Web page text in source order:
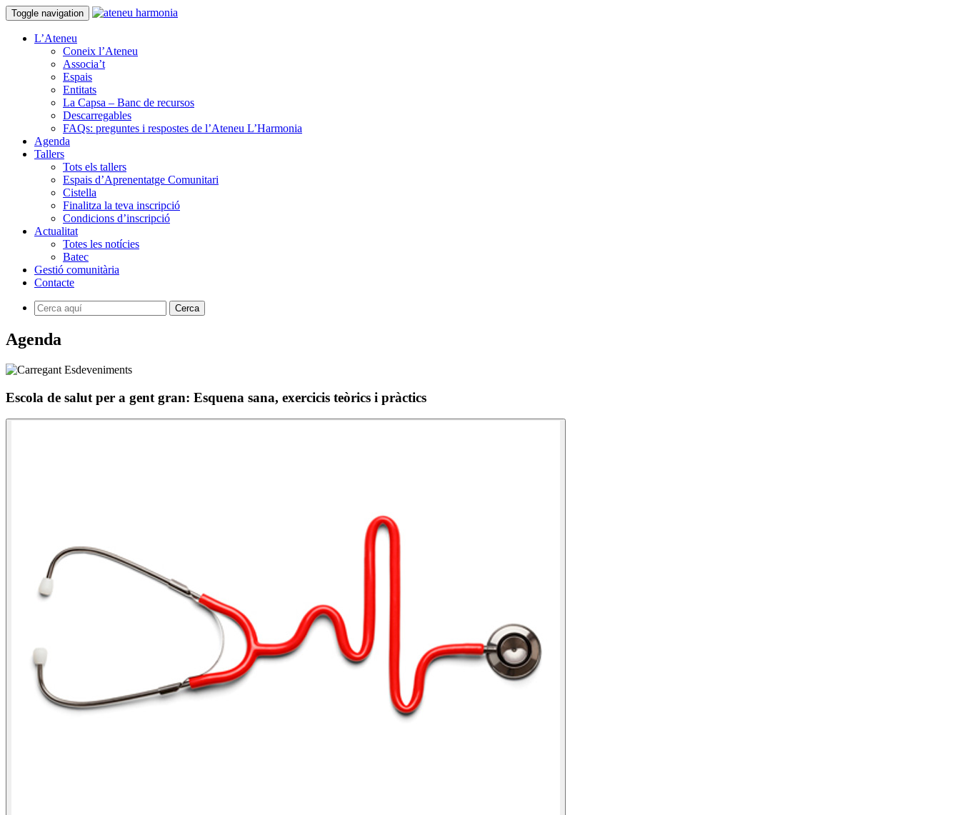
Toggle navigation
L’Ateneu
Coneix l’Ateneu
Associa’t
Espais
Entitats
La Capsa – Banc de recursos
Descarregables
FAQs: preguntes i respostes de l’Ateneu L’Harmonia
Agenda
Tallers
Tots els tallers
Espais d’Aprenentatge Comunitari
Cistella
Finalitza la teva inscripció
Condicions d’inscripció
Actualitat
Totes les notícies
Batec
Gestió comunitària
Contacte
Agenda
Escola de salut per a gent gran: Esquena sana, exercicis teòrics i pràctics